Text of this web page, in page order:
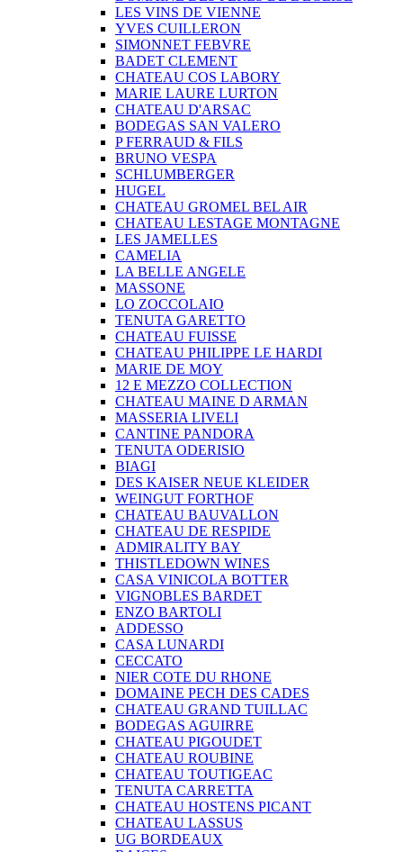
LES VINS DE VIENNE
YVES CUILLERON
SIMONNET FEBVRE
BADET CLEMENT
CHATEAU COS LABORY
MARIE LAURE LURTON
CHATEAU D'ARSAC
BODEGAS SAN VALERO
P FERRAUD & FILS
BRUNO VESPA
SCHLUMBERGER
HUGEL
CHATEAU GROMEL BEL AIR
CHATEAU LESTAGE MONTAGNE
LES JAMELLES
CAMELIA
LA BELLE ANGELE
MASSONE
LO ZOCCOLAIO
TENUTA GARETTO
CHATEAU FUISSE
CHATEAU PHILIPPE LE HARDI
MARIE DE MOY
12 E MEZZO COLLECTION
CHATEAU MAINE D ARMAN
MASSERIA LIVELI
CANTINE PANDORA
TENUTA ODERISIO
BIAGI
DES KAISER NEUE KLEIDER
WEINGUT FORTHOF
CHATEAU BAUVALLON
CHATEAU DE RESPIDE
ADMIRALITY BAY
THISTLEDOWN WINES
CASA VINICOLA BOTTER
VIGNOBLES BARDET
ENZO BARTOLI
ADDESSO
CASA LUNARDI
CECCATO
NIER COTE DU RHONE
DOMAINE PECH DES CADES
CHATEAU GRAND TUILLAC
BODEGAS AGUIRRE
CHATEAU PIGOUDET
CHATEAU ROUBINE
CHATEAU TOUTIGEAC
TENUTA CARRETTA
CHATEAU HOSTENS PICANT
CHATEAU LASSUS
UG BORDEAUX